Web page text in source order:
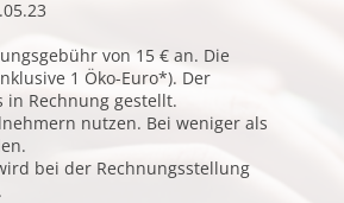
von 15 € an. Die
1 Öko-Euro*). Der
in Rechnung gestellt.
nutzen. Bei weniger als
bei der Rechnungsstellung